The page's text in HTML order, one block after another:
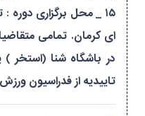
۱۵ _ محل برگزاری دوره
ای کرمان. تمامی
در باشگاه شنا (استخر
تاییدیه از فدراسیون